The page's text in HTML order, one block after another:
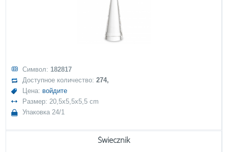
Символ: 182817
Доступное количество:274,
Цена: войдите
Размер: 20,5x5,5x5,5 cm
Упаковка 24/1
Świecznik